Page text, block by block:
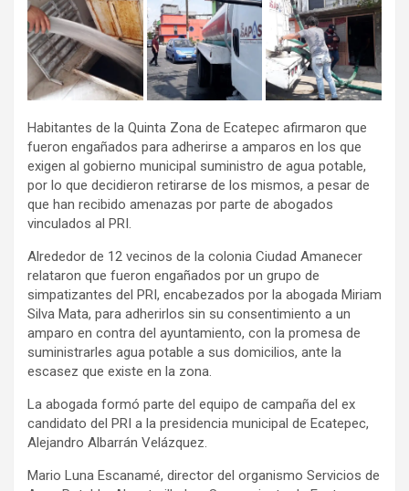
Habitantes de la Quinta Zona de Ecatepec afirmaron que
fueron engañados para adherirse a amparos en los que
exigen al gobierno municipal suministro de agua potable,
por lo que decidieron retirarse de los mismos, a pesar de
que han recibido amenazas por parte de abogados
vinculados al PRI.
Alrededor de 12 vecinos de la colonia Ciudad Amanecer
relataron que fueron engañados por un grupo de
simpatizantes del PRI, encabezados por la abogada Miriam
Silva Mata, para adherirlos sin su consentimiento a un
amparo en contra del ayuntamiento, con la promesa de
suministrarles agua potable a sus domicilios, ante la
escasez que existe en la zona.
La abogada formó parte del equipo de campaña del ex
candidato del PRI a la presidencia municipal de Ecatepec,
Alejandro Albarrán Velázquez.
Mario Luna Escanamé, director del organismo Servicios de